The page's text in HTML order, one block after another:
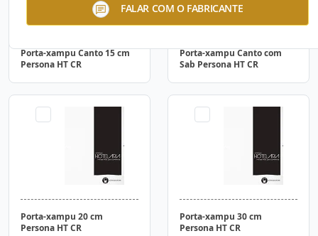
FALAR COM O FABRICANTE
Porta-xampu Canto 15 cm
Persona HT CR
Porta-xampu Canto com
Sab Persona HT CR
Porta-xampu 20 cm
Persona HT CR
Porta-xampu 30 cm
Persona HT CR